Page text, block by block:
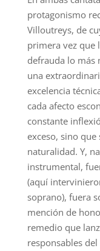
protagonismo
Villoutreys, de
primera vez que
defrauda lo más
una
excelencia
cada afecto
constante
exceso, sino
naturalidad. Y,
instrumental,
(aquí
soprano), fuera
mención de
remedio que
responsables